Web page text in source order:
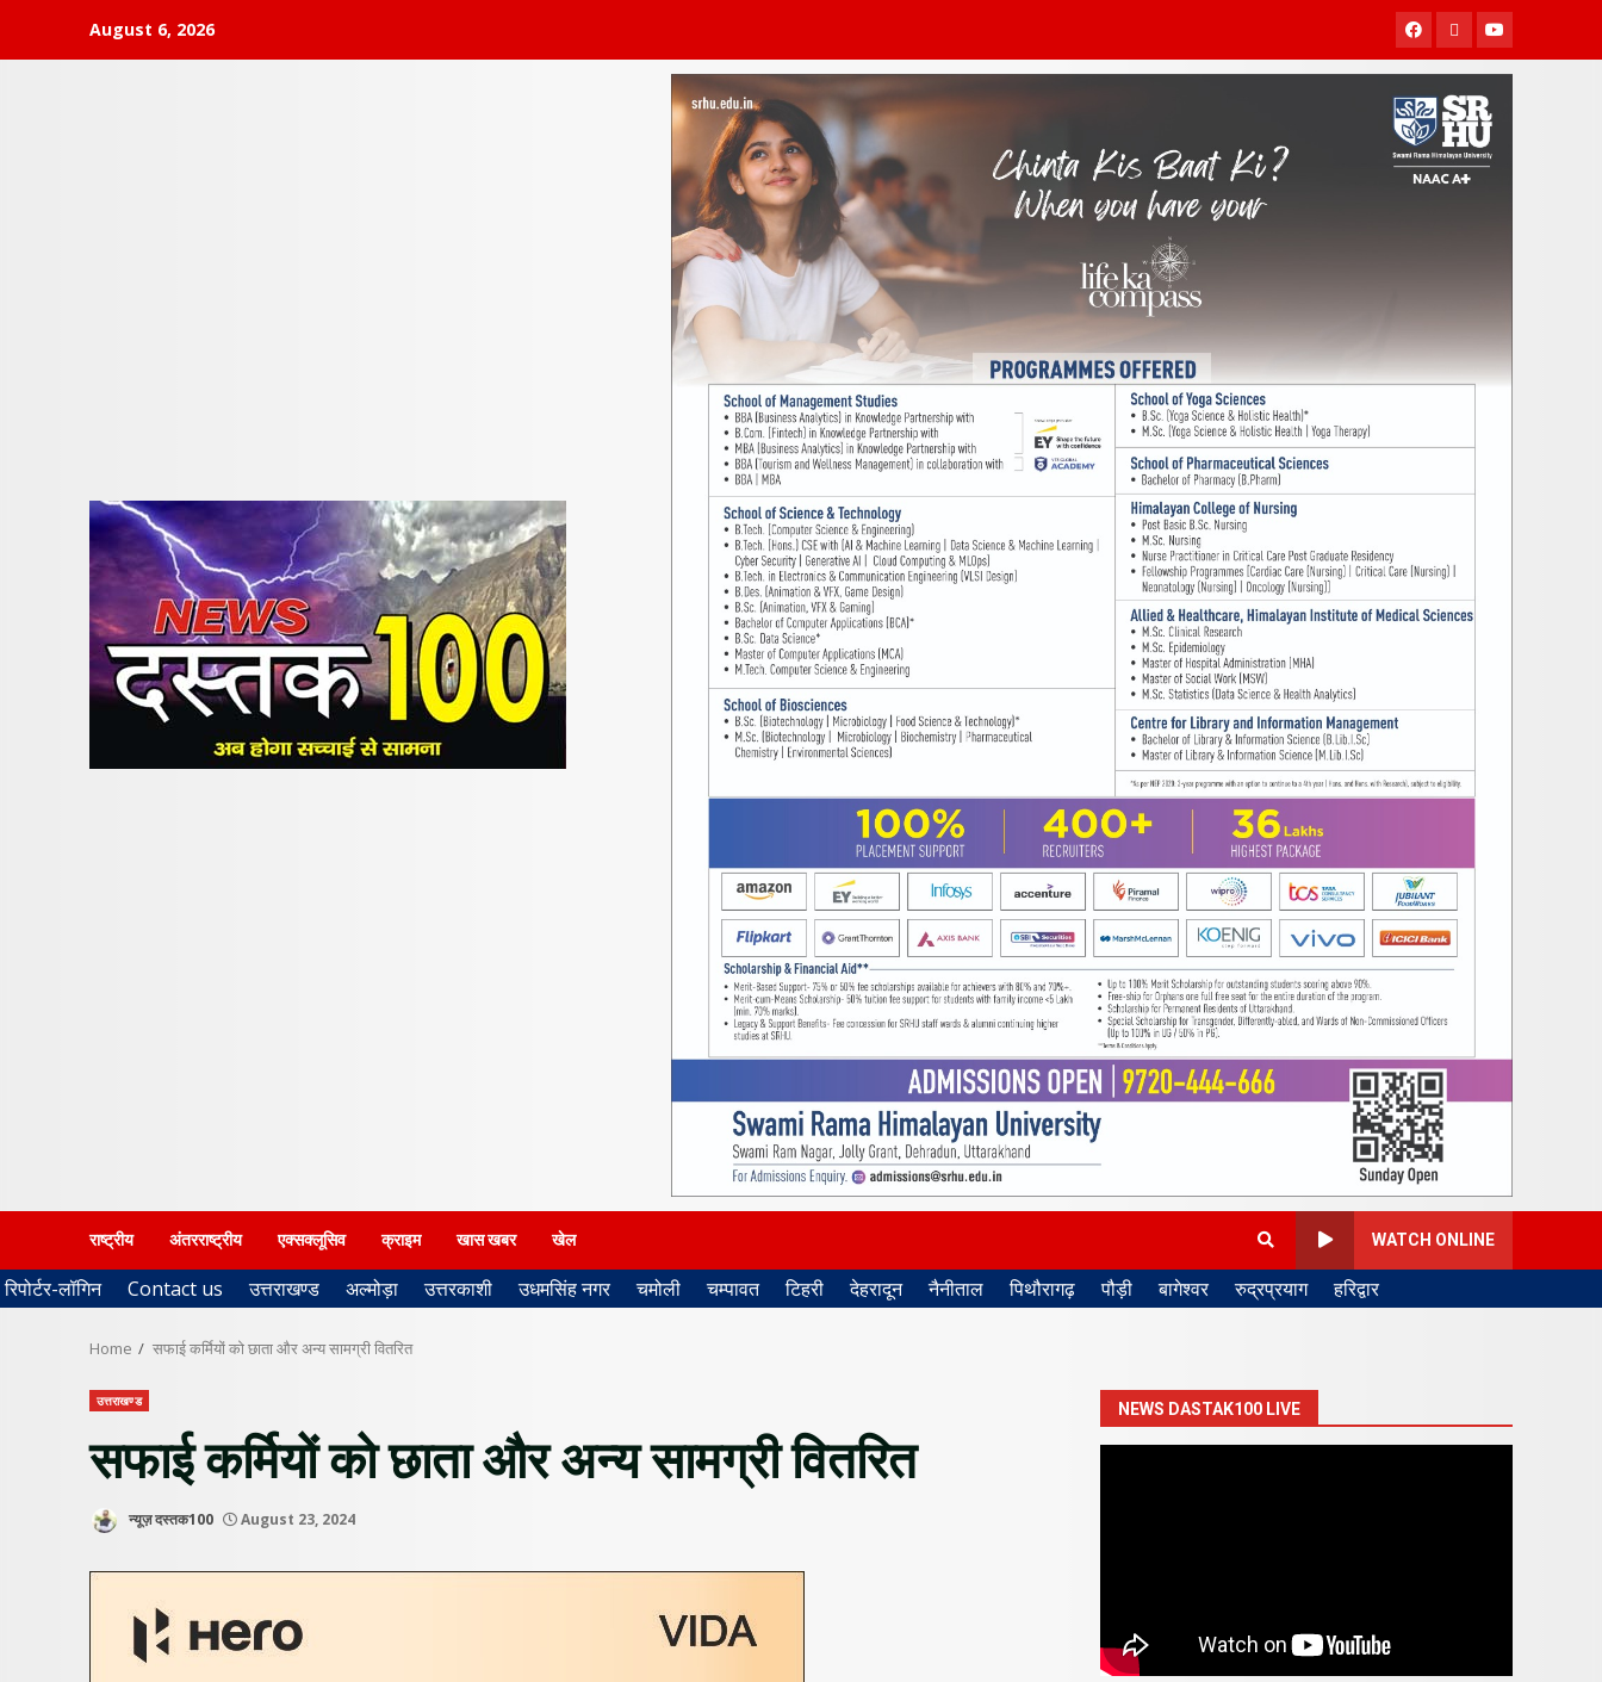
August 6, 2026 Facebook
TwitterYoutube
राष्ट्रीय अंतरराष्ट्रीय एक्सक्लूसिव क्राइम खास खबर खेल WATCH ONLINE
रिपोर्टर-लॉगिन Contact us उत्तराखण्ड अल्मोड़ा उत्तरकाशी उधमसिंह नगर चमोली चम्पावत टिहरी देहरादून नैनीताल पिथौरागढ़ पौड़ी बागेश्वर रुद्रप्रयाग हरिद्वार
Home सफाई कर्मियों को छाता और अन्य सामग्री वितरित
उत्तराखण्ड
सफाई कर्मियों को छाता और अन्य सामग्री वितरित
न्यूज़ दस्तक100 August 23, 2024
NEWS DASTAK100 LIVE